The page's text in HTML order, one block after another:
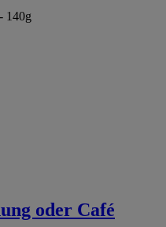
140g
oder Café